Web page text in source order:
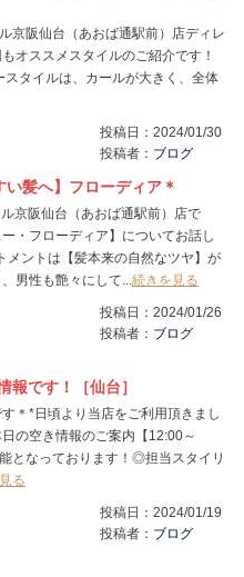
京阪仙台（あおば通駅前）店ディレ
オススメスタイルのご紹介です！
スタイルは、カールが大きく、全体
投稿日： 2024/01/30
投稿者： ブログ
い髪へ】フローディア＊
京阪仙台（あおば通駅前）店で
・フローディア】についてお話し
メントは【髪本来の自然なツヤ】が
男性も艶々にして...続きを見る
投稿日： 2024/01/26
投稿者： ブログ
報です！［仙台］
＊*日頃より当店をご利用頂きまし
の空き情報のご案内【12:00～
となっております！◎担当スタイリ
る
投稿日： 2024/01/19
投稿者： ブログ